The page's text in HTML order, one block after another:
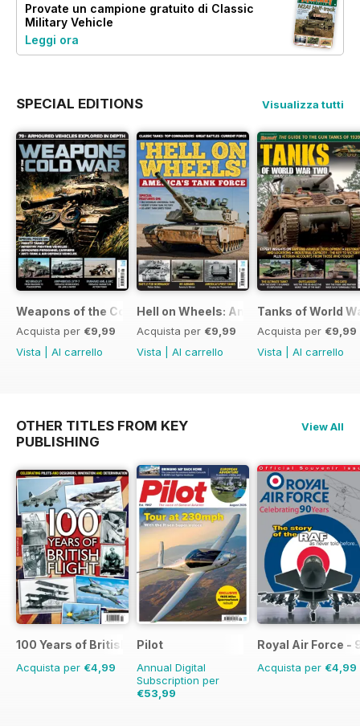
Provate un campione gratuito di Classic
Military Vehicle
Leggi ora
SPECIAL EDITIONS Visualizza tutti
Weapons of the Cold War
Acquista per €9,99
Vista
Al carrello
Hell on Wheels: America's Tank Force
Acquista per €9,99
Vista
Al carrello
Tanks of World
Acquista per €9,99
Vista
Al carrello
OTHER TITLES FROM KEY
PUBLISHING
View All
100 Years of British Flight
Acquista per €4,99
Pilot
Annual Digital
Subscription per
€53,99
Royal Air Force -
Acquista per €4,99